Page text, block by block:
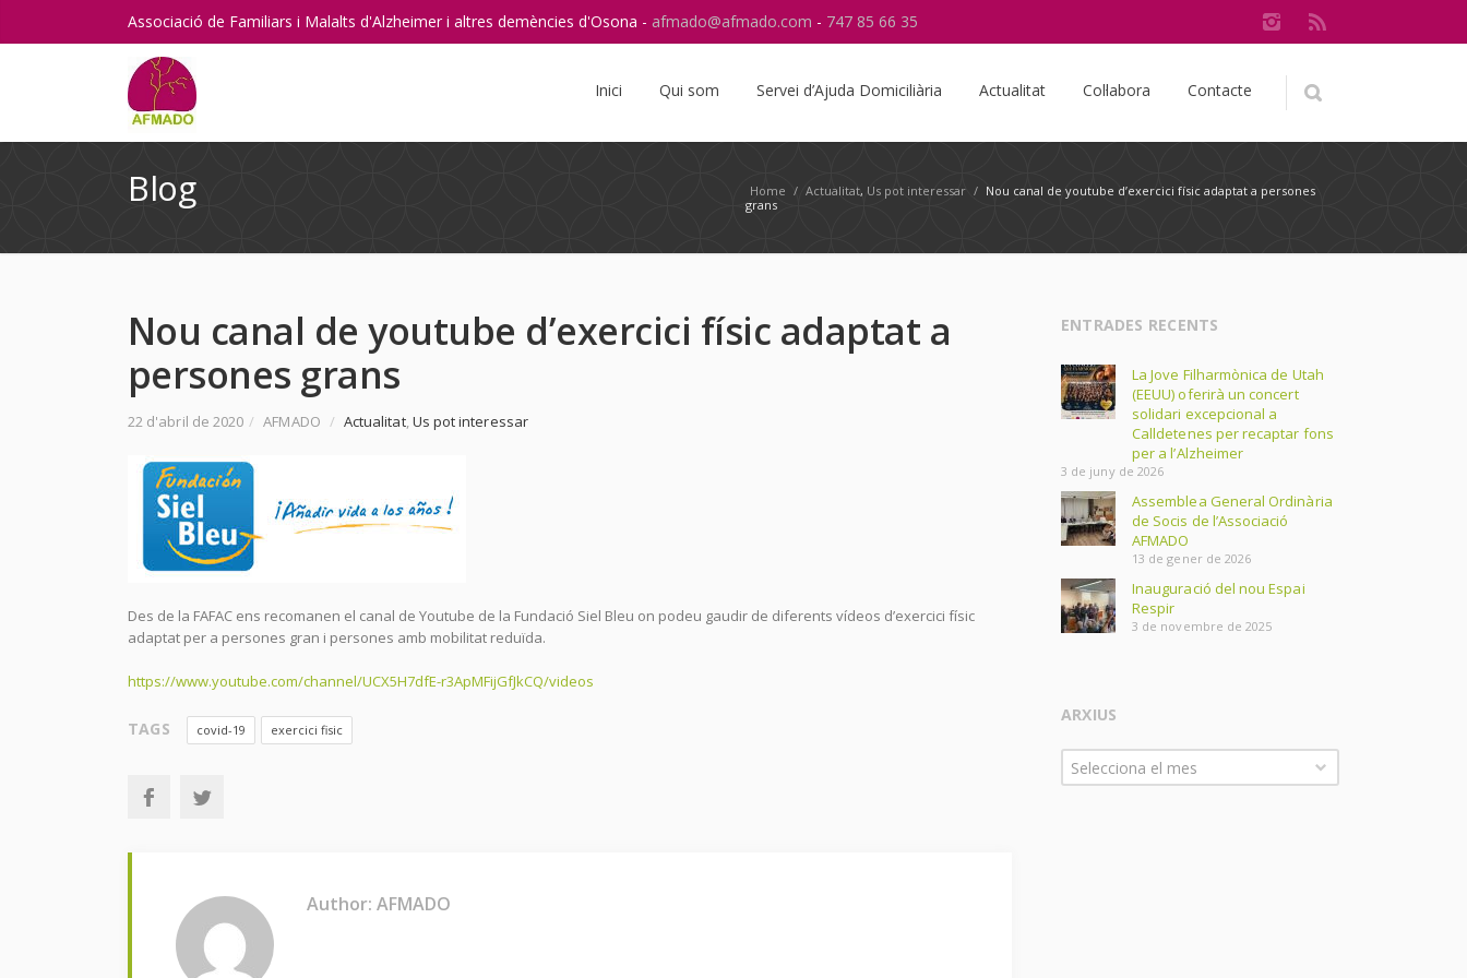
Associació de Familiars i Malalts d'Alzheimer i altres demències d'Osona - afmado@afmado.com - 747 85 66 35
Instagram
RSS
Inici Qui som Servei d’Ajuda Domiciliària Actualitat Col·labora Contacte
Home / Actualitat, Us pot interessar / Nou canal de youtube d’exercici físic adaptat a persones
grans
Blog
Nou canal de youtube d’exercici físic adaptat a
persones grans
22 d'abril de 2020 / AFMADO / Actualitat,Us pot interessar
Des de la FAFAC ens recomanen el canal de Youtube de la Fundació Siel Bleu on podeu gaudir de diferents vídeos d’exercici físic
adaptat per a persones gran i persones amb mobilitat reduïda.
https://www.youtube.com/channel/UCX5H7dfE-r3ApMFijGfJkCQ/videos
TAGS covid-19 exercici fisic
Author: AFMADO
ENTRADES RECENTS
La Jove Filharmònica de Utah
(EEUU) oferirà un concert
solidari excepcional a
Calldetenes per recaptar fons
per a l’Alzheimer
3 de juny de 2026
Assemblea General Ordinària
de Socis de l’Associació
AFMADO
13 de gener de 2026
Inauguració del nou Espai
Respir
3 de novembre de 2025
ARXIUS
Arxius
Selecciona el mes